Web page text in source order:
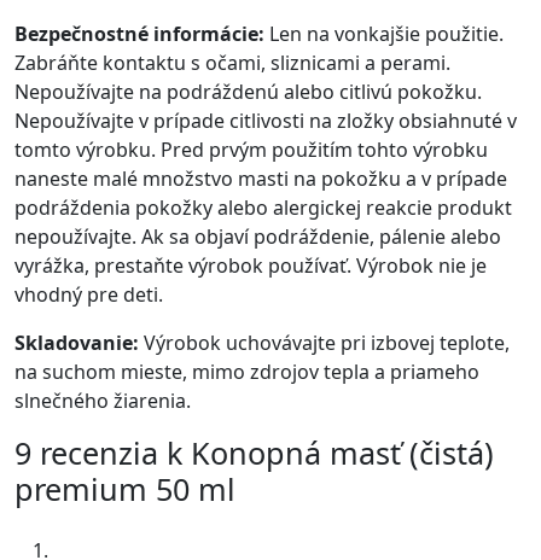
Bezpečnostné informácie: Len na vonkajšie použitie.
Zabráňte kontaktu s očami, sliznicami a perami.
Nepoužívajte na podráždenú alebo citlivú pokožku.
Nepoužívajte v prípade citlivosti na zložky obsiahnuté v
tomto výrobku. Pred prvým použitím tohto výrobku
naneste malé množstvo masti na pokožku a v prípade
podráždenia pokožky alebo alergickej reakcie produkt
nepoužívajte. Ak sa objaví podráždenie, pálenie alebo
vyrážka, prestaňte výrobok používať. Výrobok nie je
vhodný pre deti.
Skladovanie: Výrobok uchovávajte pri izbovej teplote,
na suchom mieste, mimo zdrojov tepla a priameho
slnečného žiarenia.
9 recenzia k Konopná masť (čistá)
premium 50 ml